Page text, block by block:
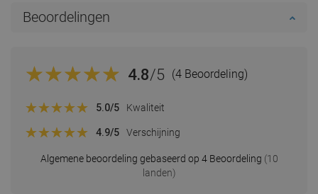
Beoordelingen
4.8/5 (4 Beoordeling)
Algemene beoordeling gebaseerd op 4 Beoordeling (10
landen)
5.0/5 Kwaliteit
4.9/5 Verschijning